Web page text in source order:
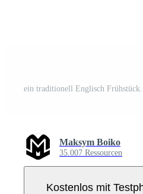
Maksym Boiko
35.007 Ressourcen
Kostenlos mit